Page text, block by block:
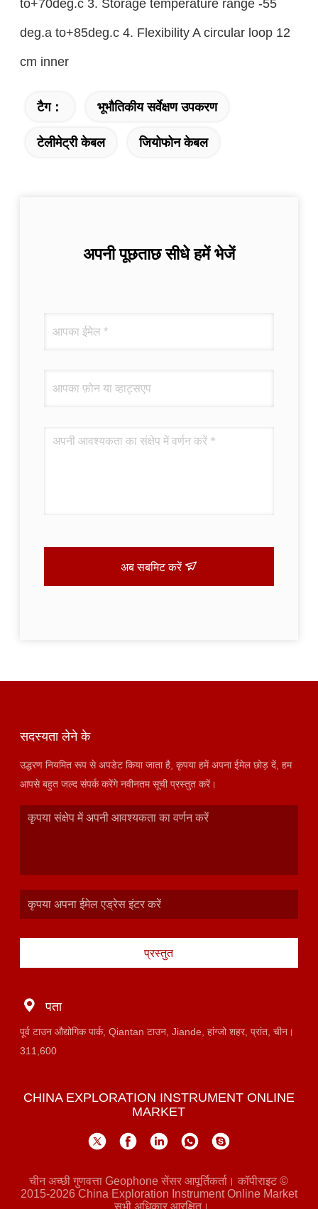
to+70deg.c 3. Storage temperature range -55
deg.a to+85deg.c 4. Flexibility A circular loop 12
cm inner
टैग： भूभौतिकीय सर्वेक्षण उपकरण
टेलीमेट्री केबल जियोफोन केबल
अपनी पूछताछ सीधे हमें भेजें
अब सबमिट करें
सदस्यता लेने के
उद्धरण नियमित रूप से अपडेट किया जाता है, कृपया हमें अपना ईमेल छोड़ दें, हम
आपसे बहुत जल्द संपर्क करेंगे नवीनतम सूची प्रस्तुत करें।
प्रस्तुत
पता
पूर्व टाउन औद्योगिक पार्क, Qiantan टाउन, Jiande, हांग्जो शहर, प्रांत, चीन।
311,600
CHINA EXPLORATION INSTRUMENT ONLINE
MARKET
चीन अच्छी गुणवत्ता Geophone सेंसर आपूर्तिकर्ता। कॉपीराइट ©
2015-2026 China Exploration Instrument Online Market
. सभी अधिकार आरक्षित।